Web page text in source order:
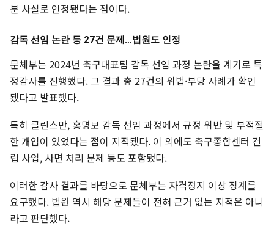
분 사실로 인정됐다는 점이다.
감독 선임 논란 등 27건 문제…법원도 인정
문체부는 2024년 축구대표팀 감독 선임 과정 논란을 계기로 특
정감사를 진행했다. 그 결과 총 27건의 위법·부당 사례가 확인
됐다고 발표했다.
특히 클린스만, 홍명보 감독 선임 과정에서 규정 위반 및 부적절
한 개입이 있었다는 점이 지적됐다. 이 외에도 축구종합센터 건
립 사업, 사면 처리 문제 등도 포함됐다.
이러한 감사 결과를 바탕으로 문체부는 자격정지 이상 징계를
요구했다. 법원 역시 해당 문제들이 전혀 근거 없는 지적은 아니
라고 판단했다.